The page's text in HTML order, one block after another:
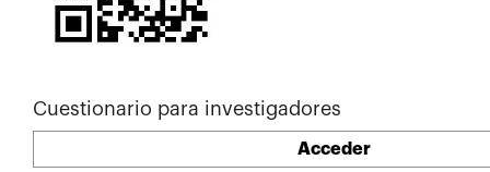
Cuestionario para investigadores
Acceder